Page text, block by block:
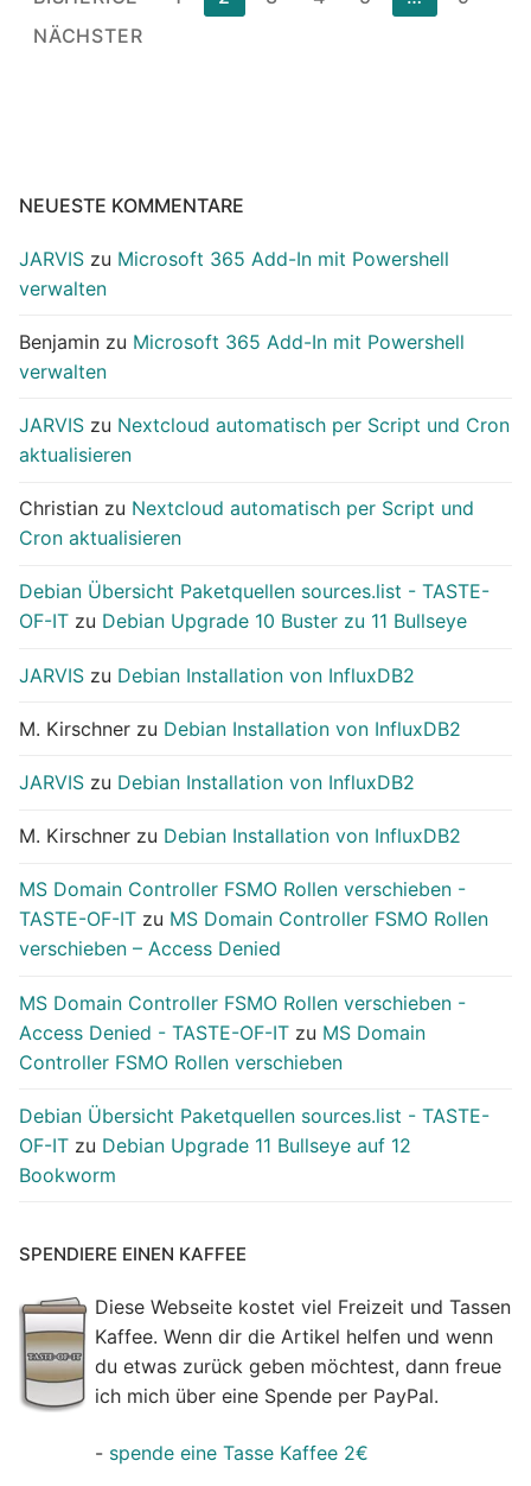
der
NÄCHSTER
NEUESTE KOMMENTARE
JARVIS zu Microsoft 365 Add-In mit Powershell
verwalten
Benjamin zu Microsoft 365 Add-In mit Powershell
verwalten
JARVIS zu Nextcloud automatisch per Script und Cron
aktualisieren
Christian zu Nextcloud automatisch per Script und
Cron aktualisieren
Debian Übersicht Paketquellen sources.list - TASTE-
OF-IT zu Debian Upgrade 10 Buster zu 11 Bullseye
JARVIS zu Debian Installation von InfluxDB2
M. Kirschner zu Debian Installation von InfluxDB2
JARVIS zu Debian Installation von InfluxDB2
M. Kirschner zu Debian Installation von InfluxDB2
MS Domain Controller FSMO Rollen verschieben -
TASTE-OF-IT zu MS Domain Controller FSMO Rollen
verschieben – Access Denied
MS Domain Controller FSMO Rollen verschieben -
Access Denied - TASTE-OF-IT zu MS Domain
Controller FSMO Rollen verschieben
Debian Übersicht Paketquellen sources.list - TASTE-
OF-IT zu Debian Upgrade 11 Bullseye auf 12
Bookworm
SPENDIERE EINEN KAFFEE
Diese Webseite kostet viel Freizeit und Tassen
Kaffee. Wenn dir die Artikel helfen und wenn
du etwas zurück geben möchtest, dann freue
ich mich über eine Spende per PayPal.
- spende eine Tasse Kaffee 2€